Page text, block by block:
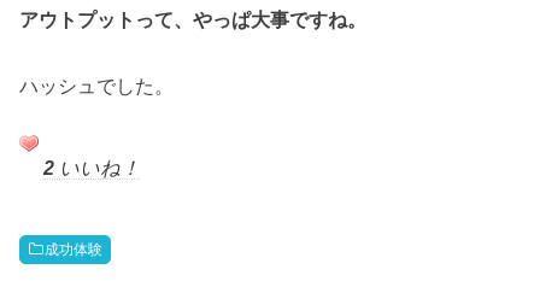
アウトプットって、やっぱ大事ですね。
ハッシュでした。
2 いいね！
成功体験